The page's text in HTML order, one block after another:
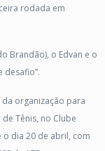
rodada em
Brandão), o Edvan e o
desafio”.
da organização para
Tênis, no Clube
dia 20 de abril, com